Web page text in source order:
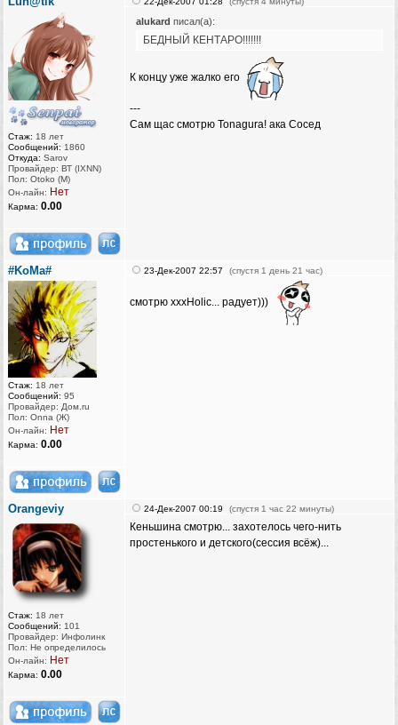
Стаж: 18 лет
Сообщений: 1860
Откуда: Sarov
Провайдер: ВТ (IXNN)
Пол: Otoko (M)
Он-лайн: Нет
Карма: 0.00
alukard писал(а):
БЕДНЫЙ КЕНТАРО!!!!!!!
К концу уже жалко его
---
Сам щас смотрю Tonagura! ака Сосед
#KoMa#
Стаж: 18 лет
Сообщений: 95
Провайдер: Дом.ru
Пол: Onna (Ж)
Он-лайн: Нет
Карма: 0.00
23-Дек-2007 22:57 (спустя 1 день 21 час)
смотрю xxxHolic... радует)))
Orangeviy
Стаж: 18 лет
Сообщений: 101
Провайдер: Инфолинк
Пол: Не определилось
Он-лайн: Нет
Карма: 0.00
24-Дек-2007 00:19 (спустя 1 час 22 минуты)
Кеньшина смотрю... захотелось чего-нить
простенького и детского(сессия всёж)...